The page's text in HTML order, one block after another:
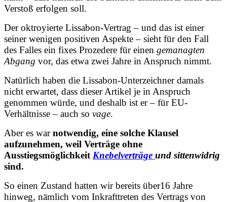
Verstoß erfolgen soll.
Der oktroyierte Lissabon-Vertrag – und das ist einer
seiner wenigen positiven Aspekte – sieht für den Fall
des Falles ein fixes Prozedere für einen gemanagten
Abgang vor, das etwa zwei Jahre in Anspruch nimmt.
Natürlich haben die Lissabon-Unterzeichner damals
nicht erwartet, dass dieser Artikel je in Anspruch
genommen würde, und deshalb ist er – für EU-
Verhältnisse – auch so vage.
Aber es warnotwendig, eine solche Klausel
aufzunehmen, weil Verträge ohne
Ausstiegsmöglichkeit Knebelverträge und sittenwidrig
sind.
So einen Zustand hatten wir bereits über16 Jahre
hinweg, nämlich vom Inkrafttreten des Vertrags von